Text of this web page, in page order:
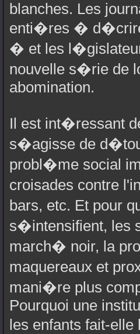
blanches. Les
enti�res �
� et les
nouvelle s�rie de
abomination.
Il est int�ressant
s�agisse de
probl�me social
croisades contre
bars, etc. Et pour
s�intensifient, les
march� noir, la
maquereaux et
mani�re plus
Pourquoi une
les enfants fait-